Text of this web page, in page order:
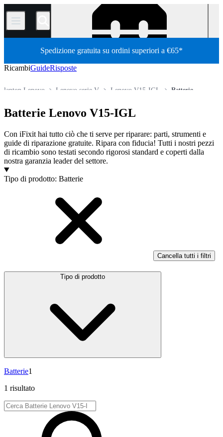
/
Spedizione gratuita su ordini superiori a €65*
RicambiGuideRisposte
Batterie
Lenovo V15-IGL
Lenovo serie V
laptop Lenovo
Batterie Lenovo V15-IGL
Con iFixit hai tutto ciò che ti serve per riparare: parti, strumenti e
guide di riparazione gratuite. Ripara con fiducia! Tutti i nostri pezzi
di ricambio sono testati secondo rigorosi standard e coperti dalla
nostra garanzia leader del settore.
Prodotti
Tipo di prodotto: Batterie
Cancella tutti i filtri
Tipo di prodotto
Batterie1
1 risultato